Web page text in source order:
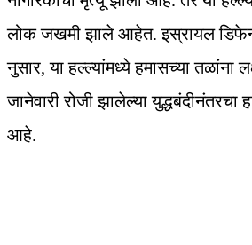
लोक जखमी झाले आहेत. इस्रायल
नुसार, या हल्ल्यांमध्ये हमासच्या तळांना
जानेवारी रोजी झालेल्या युद्धबंदीनंतरचा
आहे.